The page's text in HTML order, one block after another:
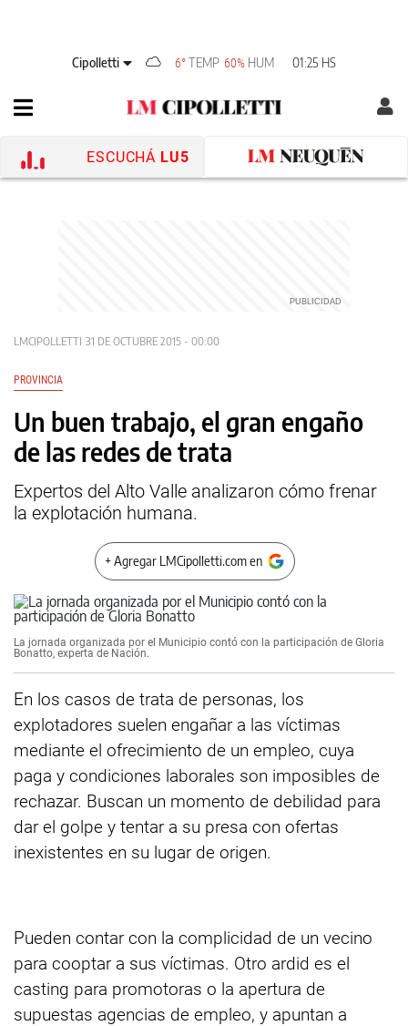
Cipolletti 6° TEMP 60% HUM 01:25 HS
ESCUCHÁ LU5
LMCIPOLLETTI 31 DE OCTUBRE 2015 - 00:00
PROVINCIA
Un buen trabajo, el gran engaño
de las redes de trata
Expertos del Alto Valle analizaron cómo frenar
la explotación humana.
+ Agregar LMCipolletti.com en
La jornada organizada por el Municipio contó con la participación de Gloria
Bonatto, experta de Nación.
En los casos de trata de personas, los
explotadores suelen engañar a las víctimas
mediante el ofrecimiento de un empleo, cuya
paga y condiciones laborales son imposibles de
rechazar. Buscan un momento de debilidad para
dar el golpe y tentar a su presa con ofertas
inexistentes en su lugar de origen.
Pueden contar con la complicidad de un vecino
para cooptar a sus víctimas. Otro ardid es el
casting para promotoras o la apertura de
supuestas agencias de empleo, y apuntan a